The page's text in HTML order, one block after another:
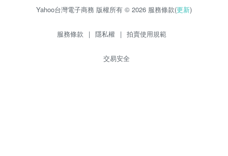
Yahoo台灣電子商務 版權所有 © 2026 服務條款(更新)
服務條款 | 隱私權 | 拍賣使用規範
交易安全